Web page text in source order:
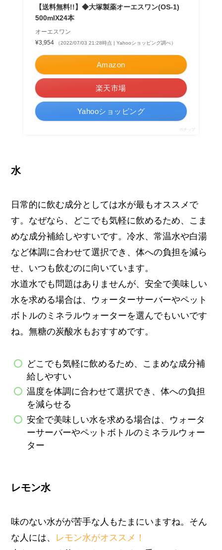
【送料無料!!】◆大塚製薬オーエスワン(OS-1)
500mlX24本
オーエスワン
¥3,954
（2022/07/03 21:28時点 | Yahooショッピング調べ）
Amazon
楽天市場
Yahooショッピング
ポチップ
水
日常的に飲む成分としては水が最もオススメで
す。なぜなら、どこでも気軽に飲めるため、こま
めな成分補給しやすいです。冷水、常温水や白湯
など体調に合わせて選択でき、体への負担を減ら
せ、いつも飲むのに向いています。
水道水でも問題はありませんが、安全で美味しい
水を求める場合は、ウォーターサーバーやペット
ボトルのミネラルウォーターを選んでもいいです
ね。無糖の炭酸水もおすすめです。
どこでも気軽に飲めるため、こまめな成分補
給しやすい
温度を体調に合わせて選択でき、体への負担
を減らせる
安全で美味しい水を求める場合は、ウォータ
ーサーバーやペットボトルのミネラルウォー
ター
レモン水
味のない水がが苦手な人もたまにいますね。そん
な人には、 レモン水がオススメ！